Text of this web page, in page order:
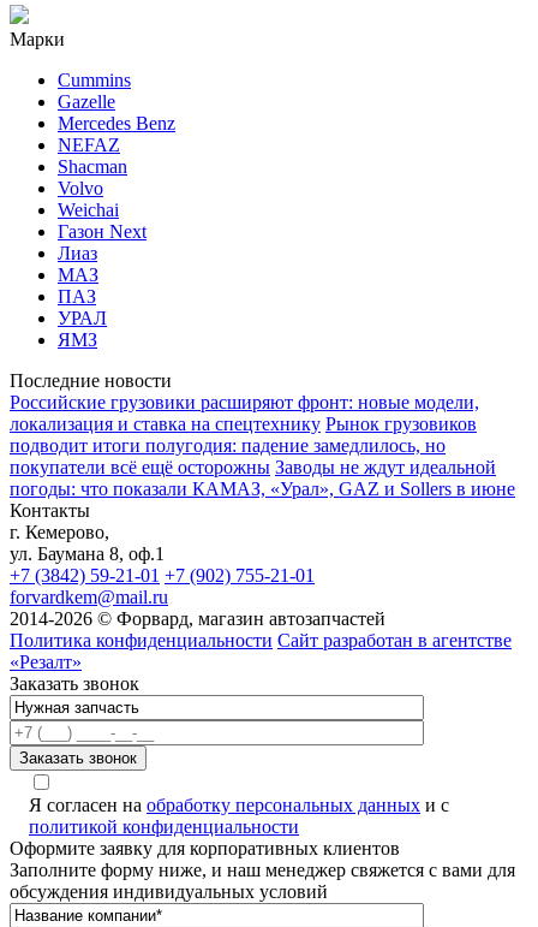
Марки
Cummins
Gazelle
Mercedes Benz
NEFAZ
Shacman
Volvo
Weichai
Газон Next
Лиаз
МАЗ
ПАЗ
УРАЛ
ЯМЗ
Последние новости
Российские грузовики расширяют фронт: новые модели,
локализация и ставка на спецтехнику Рынок грузовиков
подводит итоги полугодия: падение замедлилось, но
покупатели всё ещё осторожны Заводы не ждут идеальной
погоды: что показали КАМАЗ, «Урал», GAZ и Sollers в июне
Контакты
г. Кемерово,
ул. Баумана 8, оф.1
+7 (3842) 59-21-01 +7 (902) 755-21-01
forvardkem@mail.ru
2014-2026 © Форвард, магазин автозапчастей
Политика конфиденциальности Сайт разработан в агентстве
«Резалт»
Заказать звонок
Я согласен на обработку персональных данных и с
политикой конфиденциальности
Оформите заявку для корпоративных клиентов
Заполните форму ниже, и наш менеджер свяжется с вами для
обсуждения индивидуальных условий